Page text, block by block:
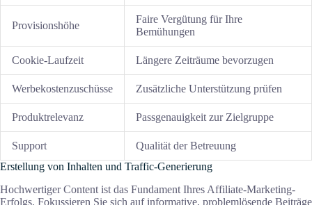
Provisionshöhe
Faire Vergütung für Ihre
Bemühungen
Cookie-Laufzeit Längere Zeiträume bevorzugen
Werbekostenzuschüsse Zusätzliche Unterstützung prüfen
Produktrelevanz Passgenauigkeit zur Zielgruppe
Support
Qualität der Betreuung
Erstellung von Inhalten und Traffic-Generierung
Hochwertiger Content ist das Fundament Ihres Affiliate-Marketing-
Erfolgs. Fokussieren Sie sich auf informative, problemlösende Beiträge